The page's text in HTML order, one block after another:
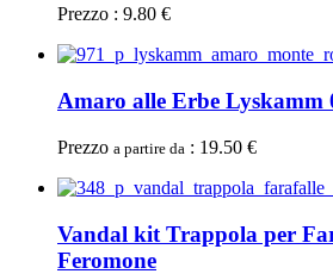
Prezzo : 9.80 €
Amaro alle Erbe Lyskamm
Prezzo a partire da : 19.50 €
Vandal kit Trappola per
Feromone